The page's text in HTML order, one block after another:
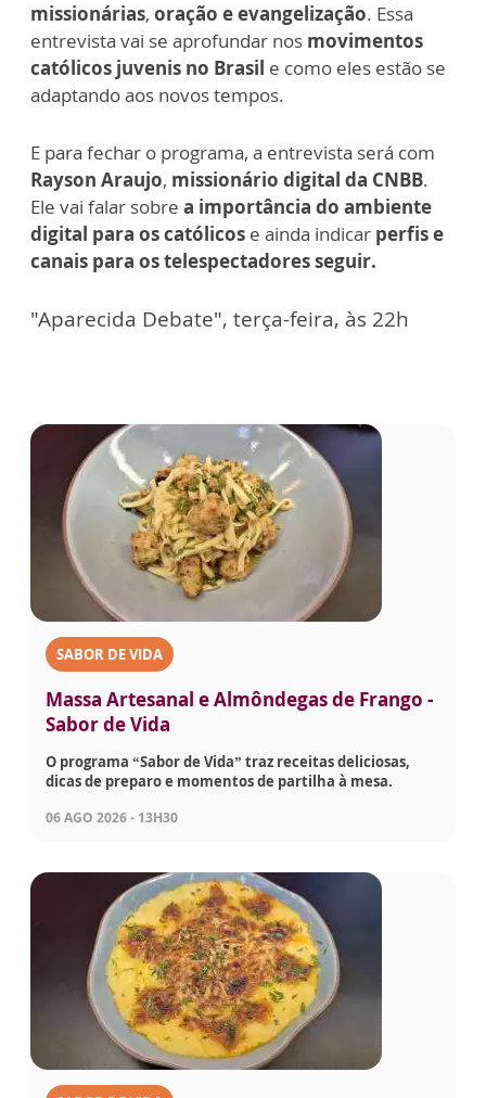
missionárias, oração e evangelização. Essa
entrevista vai se aprofundar nos movimentos
católicos juvenis no Brasil e como eles estão se
adaptando aos novos tempos.
E para fechar o programa, a entrevista será com
Rayson Araujo, missionário digital da CNBB.
Ele vai falar sobre a importância do ambiente
digital para os católicos e ainda indicar perfis e
canais para os telespectadores seguir.
"Aparecida Debate", terça-feira, às 22h
SABOR DE VIDA
Massa Artesanal e Almôndegas de Frango -
Sabor de Vida
O programa “Sabor de Vida” traz receitas deliciosas,
dicas de preparo e momentos de partilha à mesa.
06 AGO 2026 - 13H30